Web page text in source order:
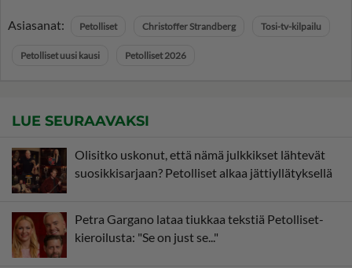
Asiasanat: Petolliset Christoffer Strandberg Tosi-tv-kilpailu
Petolliset uusi kausi Petolliset 2026
LUE SEURAAVAKSI
Olisitko uskonut, että nämä julkkikset lähtevät
suosikkisarjaan? Petolliset alkaa jättiyllätyksellä
Petra Gargano lataa tiukkaa tekstiä Petolliset-
kieroilusta: "Se on just se..."